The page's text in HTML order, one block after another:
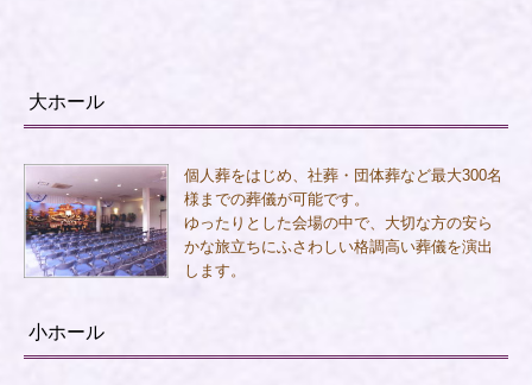
大ホール
個人葬をはじめ、社葬・団体葬など最大300名
様までの葬儀が可能です。
ゆったりとした会場の中で、大切な方の安ら
かな旅立ちにふさわしい格調高い葬儀を演出
します。
小ホール